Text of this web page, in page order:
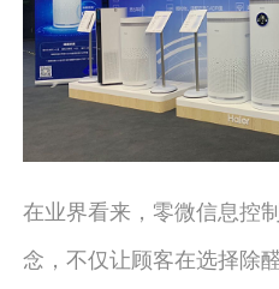
在业界看来，零微信息控
念，不仅让顾客在选择除